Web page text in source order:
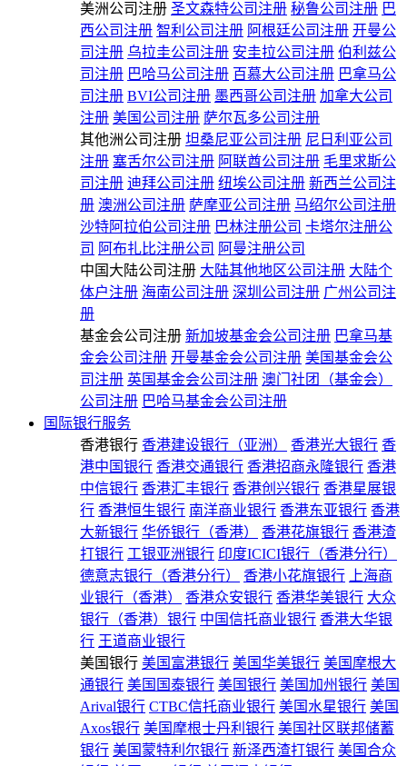
美洲公司注册 圣文森特公司注册 秘鲁公司注册 巴
西公司注册 智利公司注册 阿根廷公司注册 开曼公
司注册 乌拉圭公司注册 安圭拉公司注册 伯利兹公
司注册 巴哈马公司注册 百慕大公司注册 巴拿马公
司注册 BVI公司注册 墨西哥公司注册 加拿大公司
注册 美国公司注册 萨尔瓦多公司注册
其他洲公司注册 坦桑尼亚公司注册 尼日利亚公司
注册 塞舌尔公司注册 阿联酋公司注册 毛里求斯公
司注册 迪拜公司注册 纽埃公司注册 新西兰公司注
册 澳洲公司注册 萨摩亚公司注册 马绍尔公司注册
沙特阿拉伯公司注册 巴林注册公司 卡塔尔注册公
司 阿布扎比注册公司 阿曼注册公司
中国大陆公司注册 大陆其他地区公司注册 大陆个
体户注册 海南公司注册 深圳公司注册 广州公司注
册
基金会公司注册 新加坡基金会公司注册 巴拿马基
金会公司注册 开曼基金会公司注册 美国基金会公
司注册 英国基金会公司注册 澳门社团（基金会）
公司注册 巴哈马基金会公司注册
国际银行服务
香港银行 香港建设银行（亚洲） 香港光大银行 香
港中国银行 香港交通银行 香港招商永隆银行 香港
中信银行 香港汇丰银行 香港创兴银行 香港星展银
行 香港恒生银行 南洋商业银行 香港东亚银行 香港
大新银行 华侨银行（香港） 香港花旗银行 香港渣
打银行 工银亚洲银行 印度ICICI银行（香港分行）
德意志银行（香港分行）
香港小花旗银行
上海商
业银行（香港）
香港众安银行 香港华美银行 大众
银行（香港）银行 中国信托商业银行 香港大华银
行 王道商业银行
美国银行 美国富港银行 美国华美银行 美国摩根大
通银行 美国国泰银行 美国银行 美国加州银行 美国
Arival银行 CTBC信托商业银行 美国水星银行 美国
Axos银行 美国摩根士丹利银行 美国社区联邦储蓄
银行 美国蒙特利尔银行 新泽西渣打银行 美国合众